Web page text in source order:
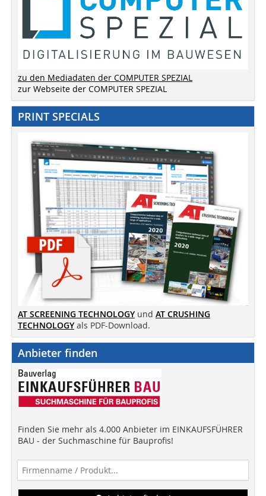
zu den Mediadaten der COMPUTER SPEZIAL
zur Webseite der COMPUTER SPEZIAL
PRINT SPECIALS
AT SCREENING TECHNOLOGY und AT CRUSHING
TECHNOLOGY als PDF-Download.
Anbieter finden
Finden Sie mehr als 4.000 Anbieter im EINKAUFSFÜHRER
BAU - der Suchmaschine für Bauprofis!